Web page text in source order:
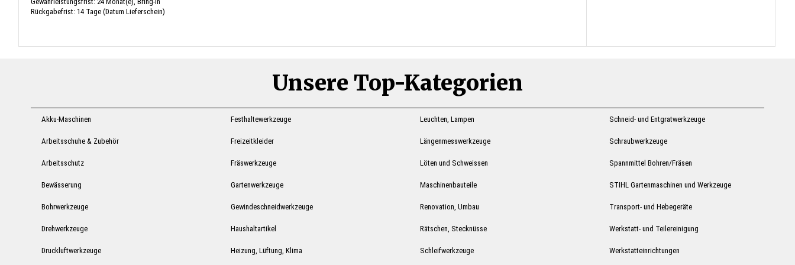
Rückgabefrist: 14 Tage (Datum Lieferschein)
Unsere Top-Kategorien
Akku-Maschinen
Arbeitsschuhe & Zubehör
Arbeitsschutz
Bewässerung
Bohrwerkzeuge
Drehwerkzeuge
Druckluftwerkzeuge
Festhaltewerkzeuge
Freizeitkleider
Fräswerkzeuge
Gartenwerkzeuge
Gewindeschneidwerkzeuge
Haushaltartikel
Heizung, Lüftung, Klima
Leuchten, Lampen
Längenmesswerkzeuge
Löten und Schweissen
Maschinenbauteile
Renovation, Umbau
Rätschen, Stecknüsse
Schleifwerkzeuge
Schneid- und Entgratwerkzeuge
Schraubwerkzeuge
Spannmittel Bohren/Fräsen
STIHL Gartenmaschinen und Werkzeuge
Transport- und Hebegeräte
Werkstatt- und Teilereinigung
Werkstatteinrichtungen